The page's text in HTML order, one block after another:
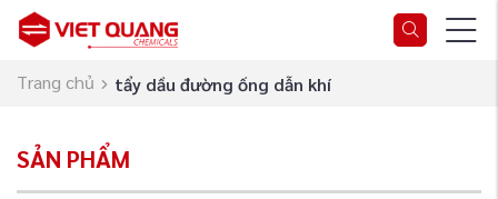
Trang chủ tẩy dầu đường ống dẫn khí
SẢN PHẨM